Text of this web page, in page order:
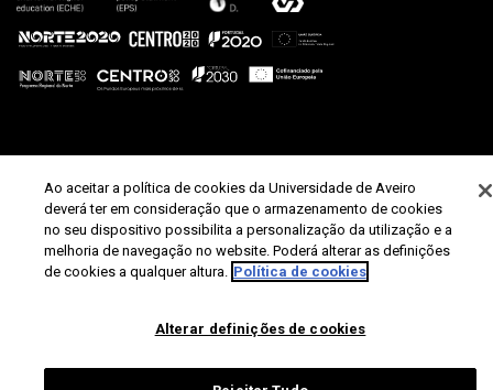
Ao aceitar a política de cookies da Universidade de Aveiro
deverá ter em consideração que o armazenamento de cookies
no seu dispositivo possibilita a personalização da utilização e a
melhoria de navegação no website. Poderá alterar as definições
de cookies a qualquer altura. Política de cookies
Alterar definições de cookies